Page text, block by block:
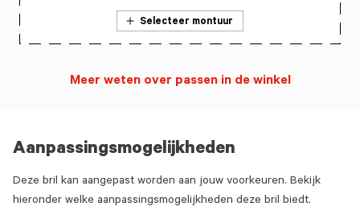
Aanpassingsmogelijkheden
Deze bril kan aangepast worden aan jouw voorkeuren. Bekijk
hieronder welke aanpassingsmogelijkheden deze bril biedt.
Selecteer montuur
Meer weten over passen in de winkel